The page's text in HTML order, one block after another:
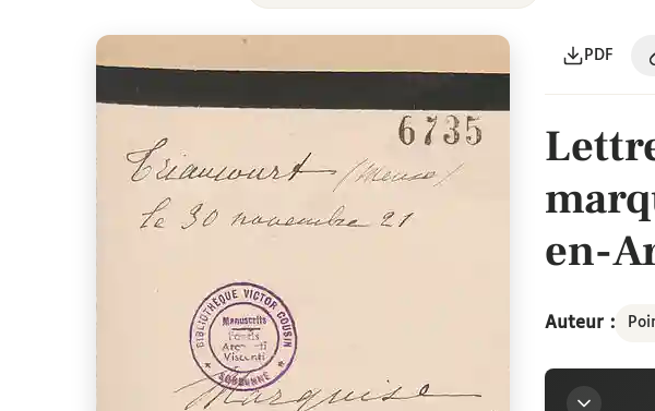
PDF
en-
Auteur :